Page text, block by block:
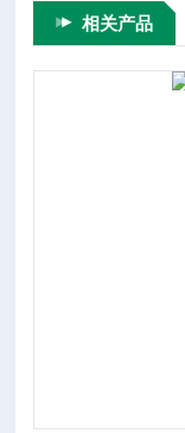
相关产品